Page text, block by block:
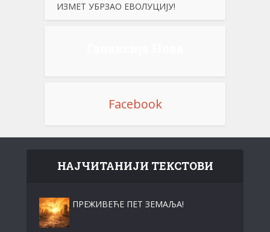
ИЗМЕТ УБРЗАО ЕВОЛУЦИЈУ!
Facebook
НАЈЧИТАНИЈИ ТЕКСТОВИ
ПРЕЖИВЕЋЕ ПЕТ ЗЕМАЉА!